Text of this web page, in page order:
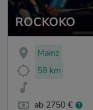
ROCKOKO
Mainz
58 km
ab 2750 €